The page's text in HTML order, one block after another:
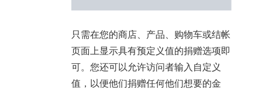
只需在您的商店、产品、购物车或结帐
页面上显示具有预定义值的捐赠选项即
可。您还可以允许访问者输入自定义
值，以便他们捐赠任何他们想要的金